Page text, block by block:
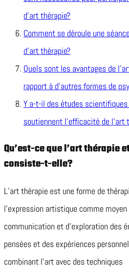
d’art thérapie?
Comment se déroule une
d’art thérapie?
Quels sont les avantages de
rapport à d’autres formes de
Y a-t-il des études scientifiques
soutiennent l’efficacité de l’art
Qu’est-ce que l’art thérapie
consiste-t-elle?
L’art thérapie est une forme de
l’expression artistique comme moyen
communication et d’exploration des
pensées et des expériences
combinant l’art avec des techniques